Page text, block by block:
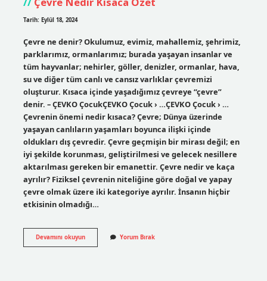
Tarih: Eylül 18, 2024
Çevre ne denir? Okulumuz, evimiz, mahallemiz, şehrimiz,
parklarımız, ormanlarımız; burada yaşayan insanlar ve
tüm hayvanlar; nehirler, göller, denizler, ormanlar, hava,
su ve diğer tüm canlı ve cansız varlıklar çevremizi
oluşturur. Kısaca içinde yaşadığımız çevreye “çevre”
denir. – ÇEVKO ÇocukÇEVKO Çocuk › …ÇEVKO Çocuk › …
Çevrenin önemi nedir kısaca? Çevre; Dünya üzerinde
yaşayan canlıların yaşamları boyunca ilişki içinde
oldukları dış çevredir. Çevre geçmişin bir mirası değil; en
iyi şekilde korunması, geliştirilmesi ve gelecek nesillere
aktarılması gereken bir emanettir. Çevre nedir ve kaça
ayrılır? Fiziksel çevrenin niteliğine göre doğal ve yapay
çevre olmak üzere iki kategoriye ayrılır. İnsanın hiçbir
etkisinin olmadığı…
Devamını okuyunÇevre
Nedir
Yorum Bırak